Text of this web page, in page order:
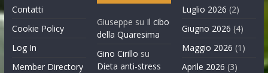
Contatti
Cookie Policy
Log In
Member Directory
Giuseppe su Il cibo
della Quaresima
Gino Cirillo su
Dieta anti-stress
Luglio 2026 (2)
Giugno 2026 (4)
Maggio 2026 (1)
Aprile 2026 (3)